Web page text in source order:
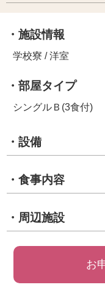
・施設情報
学校寮 / 洋室
・部屋タイプ
シングルＢ(3食付)
・設備
・食事内容
・周辺施設
お